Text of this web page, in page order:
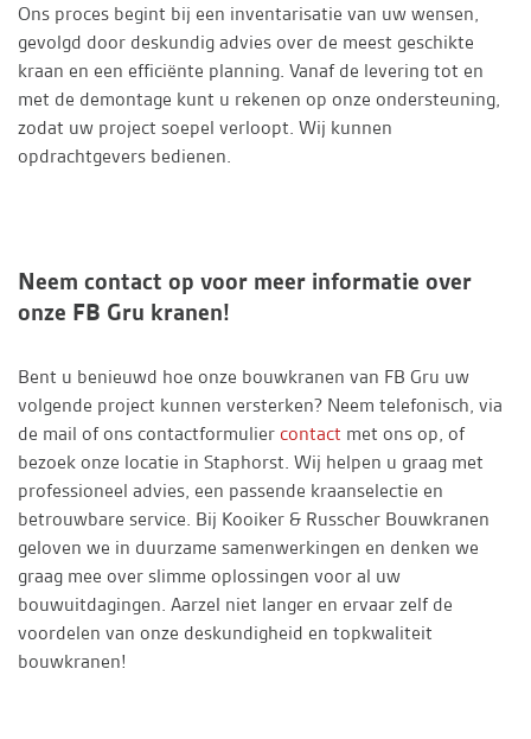
Ons proces begint bij een inventarisatie van uw wensen,
gevolgd door deskundig advies over de meest geschikte
kraan en een efficiënte planning. Vanaf de levering tot en
met de demontage kunt u rekenen op onze ondersteuning,
zodat uw project soepel verloopt. Wij kunnen
opdrachtgevers bedienen.
Neem contact op voor meer informatie over
onze FB Gru kranen!
Bent u benieuwd hoe onze bouwkranen van FB Gru uw
volgende project kunnen versterken? Neem telefonisch, via
de mail of ons contactformulier contact met ons op, of
bezoek onze locatie in Staphorst. Wij helpen u graag met
professioneel advies, een passende kraanselectie en
betrouwbare service. Bij Kooiker & Russcher Bouwkranen
geloven we in duurzame samenwerkingen en denken we
graag mee over slimme oplossingen voor al uw
bouwuitdagingen. Aarzel niet langer en ervaar zelf de
voordelen van onze deskundigheid en topkwaliteit
bouwkranen!